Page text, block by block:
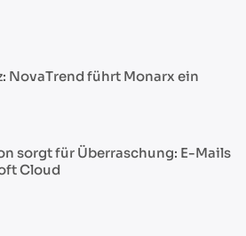
NovaTrend führt Monarx ein
sorgt für Überraschung: E-Mails
Cloud